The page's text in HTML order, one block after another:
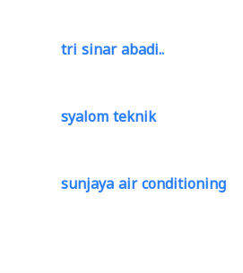
tri sinar abadi..
syalom teknik
sunjaya air conditioning